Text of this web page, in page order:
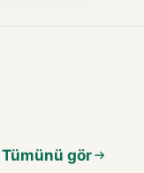
Tümünü gör